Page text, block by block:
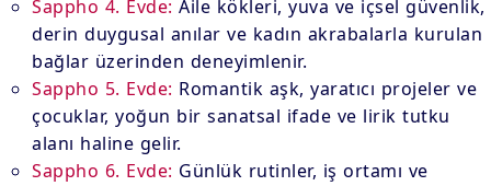
Sappho 4. Evde: Aile kökleri, yuva ve içsel güvenlik,
derin duygusal anılar ve kadın akrabalarla kurulan
bağlar üzerinden deneyimlenir.
Sappho 5. Evde: Romantik aşk, yaratıcı projeler ve
çocuklar, yoğun bir sanatsal ifade ve lirik tutku
alanı haline gelir.
Sappho 6. Evde: Günlük rutinler, iş ortamı ve